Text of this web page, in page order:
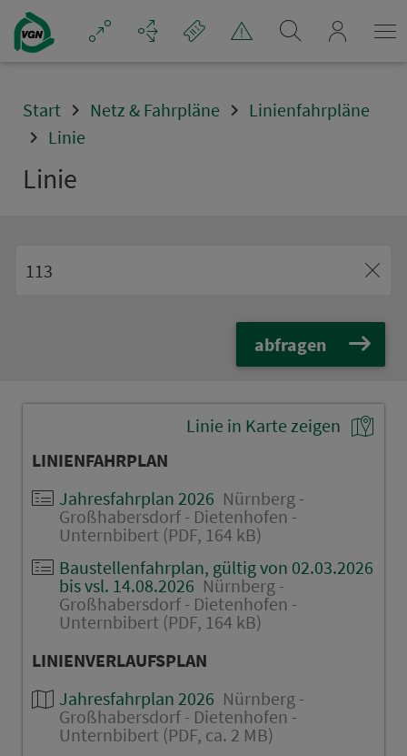
Navigation überspringen
Start Netz & Fahrpläne
Linienfahrpläne
Linie
Linie
abfragen
Linie in Karte zeigen
LINIENFAHRPLAN
Jahresfahrplan 2026 Nürnberg -
Großhabersdorf - Dietenhofen -
Unternbibert (PDF, 164 kB)
Baustellenfahrplan, gültig von 02.03.2026
bis vsl. 14.08.2026 Nürnberg -
Großhabersdorf - Dietenhofen -
Unternbibert (PDF, 164 kB)
LINIENVERLAUFSPLAN
Jahresfahrplan 2026 Nürnberg -
Großhabersdorf - Dietenhofen -
Unternbibert (PDF, ca. 2 MB)